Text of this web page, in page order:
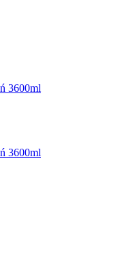
3600ml
3600ml